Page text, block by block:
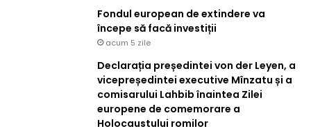
Fondul european de extindere va
începe să facă investiții
acum 5 zile
Declarația președintei von der Leyen, a
vicepreședintei executive Mînzatu și a
comisarului Lahbib înaintea Zilei
europene de comemorare a
Holocaustului romilor